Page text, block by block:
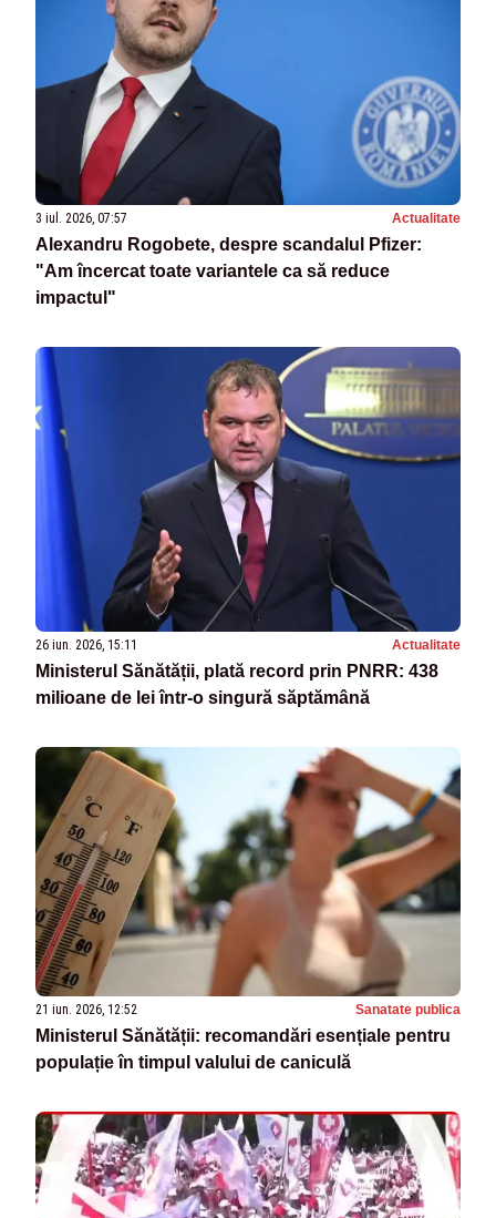
3 iul. 2026, 07:57 Actualitate
Alexandru Rogobete, despre scandalul Pfizer:
"Am încercat toate variantele ca să reduce
impactul"
26 iun. 2026, 15:11 Actualitate
Ministerul Sănătății, plată record prin PNRR: 438
milioane de lei într-o singură săptămână
21 iun. 2026, 12:52 Sanatate publica
Ministerul Sănătății: recomandări esențiale pentru
populație în timpul valului de caniculă